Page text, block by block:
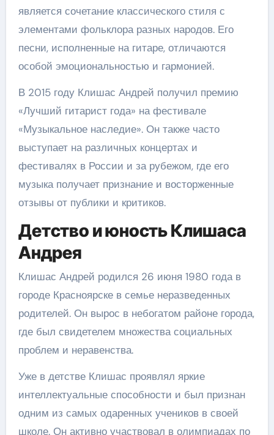
является сочетание классического стиля с
элементами фольклора разных народов. Его
песни, исполненные на гитаре, отличаются
особой эмоциональностью и гармонией.
В 2015 году Клишас Андрей получил премию
«Лучший гитарист года» на фестивале
«Музыкальное наследие». Он также часто
выступает на различных концертах и
фестивалях в России и за рубежом, где его
музыка получает признание и восторженные
отзывы от публики и критиков.
Детство и юность Клишаса
Андрея
Клишас Андрей родился 26 июня 1980 года в
городе Красноярске в семье неразведенных
родителей. Он вырос в небогатом районе города,
где был свидетелем множества социальных
проблем и неравенства.
Уже в детстве Клишас проявлял яркие
интеллектуальные способности и был признан
одним из самых одаренных учеников в своей
школе. Он активно участвовал в олимпиадах по